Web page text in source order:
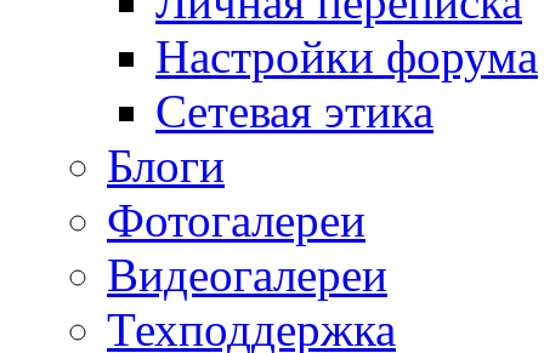
Настройки форума
Сетевая этика
Блоги
Фотогалереи
Видеогалереи
Техподдержка